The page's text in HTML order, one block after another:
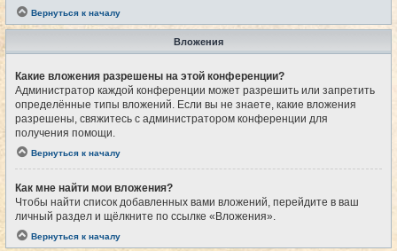
Вернуться к началу
Вложения
Какие вложения разрешены на этой конференции?
Администратор каждой конференции может разрешить или запретить
определённые типы вложений. Если вы не знаете, какие вложения
разрешены, свяжитесь с администратором конференции для
получения помощи.
Вернуться к началу
Как мне найти мои вложения?
Чтобы найти список добавленных вами вложений, перейдите в ваш
личный раздел и щёлкните по ссылке «Вложения».
Вернуться к началу